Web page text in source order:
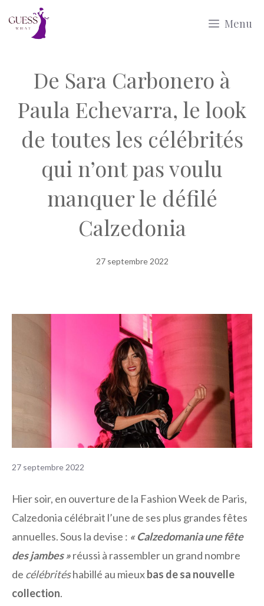
Menu
De Sara Carbonero à
Paula Echevarra, le look
de toutes les célébrités
qui n’ont pas voulu
manquer le défilé
Calzedonia
27 septembre 2022
27 septembre 2022
Hier soir, en ouverture de la Fashion Week de Paris,
Calzedonia célébrait l’une de ses plus grandes fêtes
annuelles. Sous la devise : « Calzedomania une fête
des jambes »réussi à rassembler un grand nombre
de célébritéshabillé au mieuxbas de sa nouvelle
collection.